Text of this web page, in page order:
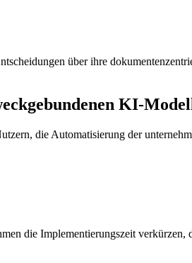
über ihre
KI-
die Automatisierung der
die Implementierungszeit